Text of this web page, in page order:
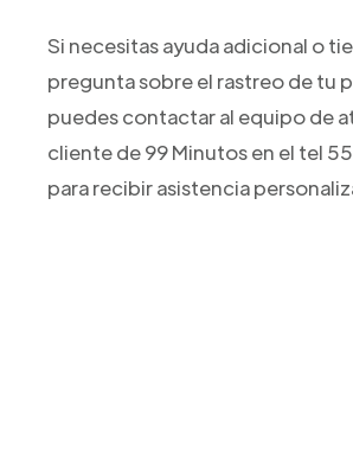
Si necesitas ayuda adicional o
pregunta sobre el rastreo de tu
puedes contactar al equipo de
cliente de 99 Minutos en el tel
para recibir asistencia